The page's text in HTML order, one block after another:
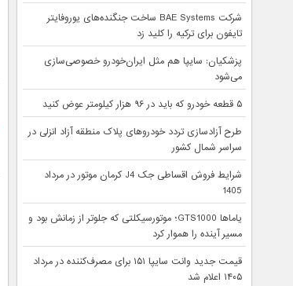
شرکت BAE Systems ساخت جنگنده‌های یوروفایتر
تایفون برای ترکیه را کلید زد
پزشکیان: سایپا هم مثل ایران‌خودرو خصوصی‌سازی
می‌شود
۵ قطعه خودرو که باید در ۹۶ هزار کیلومتر عوض کنید
طرح آزادسازی تردد خودروهای پلاک منطقه آزاد انزلی در
سراسر شمال کشور
شرایط فروش اقساطی جک J4 کرمان موتور در مرداد
1405
یاماها GTS1000؛ موتورسیکلتی که جلوتر از زمانش بود و
مسیر آینده را هموار کرد
قیمت جدید وانت سایپا ۱۵۱ برای مصرف‌کننده در مرداد
۱۴۰۵ اعلام شد